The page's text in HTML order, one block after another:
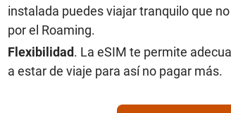
instalada puedes viajar tranquilo que
por el Roaming.
Flexibilidad. La eSIM te permite
a estar de viaje para así no pagar más.